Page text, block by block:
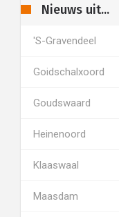
Nieuws uit...
's-Gravendeel
Goidschalxoord
Goudswaard
Heinenoord
Klaaswaal
Maasdam